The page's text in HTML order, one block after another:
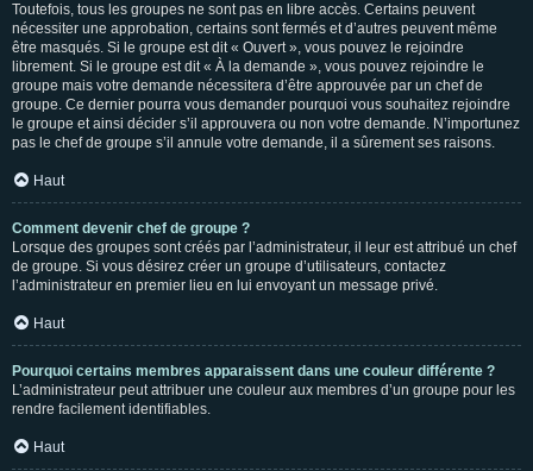
Toutefois, tous les groupes ne sont pas en libre accès. Certains peuvent
nécessiter une approbation, certains sont fermés et d’autres peuvent même
être masqués. Si le groupe est dit « Ouvert », vous pouvez le rejoindre
librement. Si le groupe est dit « À la demande », vous pouvez rejoindre le
groupe mais votre demande nécessitera d’être approuvée par un chef de
groupe. Ce dernier pourra vous demander pourquoi vous souhaitez rejoindre
le groupe et ainsi décider s’il approuvera ou non votre demande. N’importunez
pas le chef de groupe s’il annule votre demande, il a sûrement ses raisons.
Haut
Comment devenir chef de groupe ?
Lorsque des groupes sont créés par l’administrateur, il leur est attribué un chef
de groupe. Si vous désirez créer un groupe d’utilisateurs, contactez
l’administrateur en premier lieu en lui envoyant un message privé.
Haut
Pourquoi certains membres apparaissent dans une couleur différente ?
L’administrateur peut attribuer une couleur aux membres d’un groupe pour les
rendre facilement identifiables.
Haut